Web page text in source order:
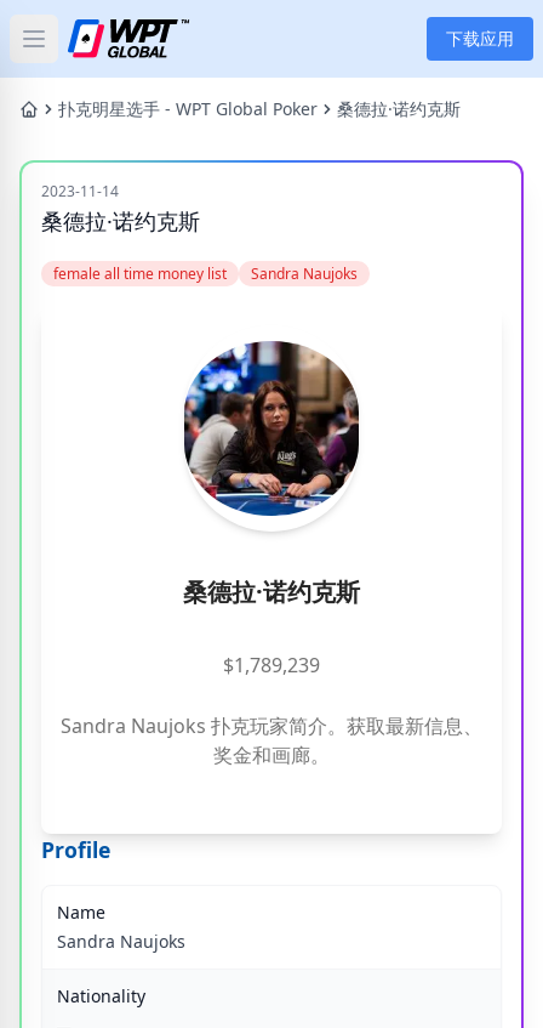
Open main menu 下载应用
首页
新闻
扑克
应用
玩家
分类
标签
扑克明星选手 - WPT Global Poker 桑德拉·诺约克斯
2023-11-14
桑德拉·诺约克斯
female all time money list Sandra Naujoks
桑德拉·诺约克斯
$1,789,239
Sandra Naujoks 扑克玩家简介。获取最新信息、
奖金和画廊。
Profile
Name
Sandra Naujoks
Nationality